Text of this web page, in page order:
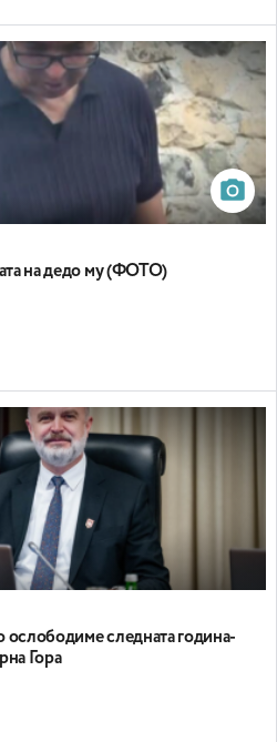
на дедо му (ФОТО)
ослободиме следната година-
Гора